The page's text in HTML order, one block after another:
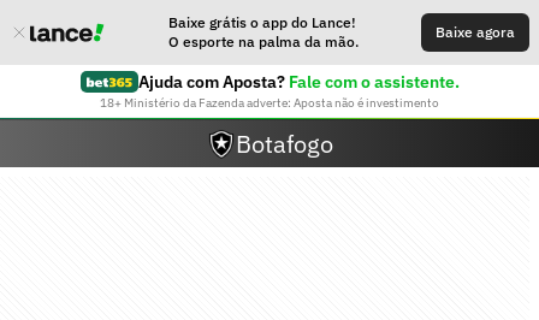
Baixe grátis o app do Lance!
O esporte na palma da mão.
Baixe agora
Ajuda com Aposta? Fale com o assistente.
18+ Ministério da Fazenda adverte: Aposta não é investimento
Botafogo